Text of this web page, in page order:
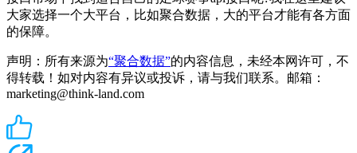
大家选择一个大平台，比如聚合数据，大的平台才能有各方面
的保障。
声明：所有来源为“聚合数据”的内容信息，未经本网许可，不
得转载！如对内容有异议或投诉，请与我们联系。邮箱：
marketing@think-land.com